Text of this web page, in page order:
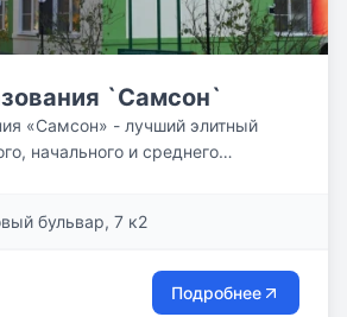
`Самсон`
«Самсон» - лучший элитный
начального и среднего
детских сада. Курс подготовки
бульвар, 7 к2
Подробнее